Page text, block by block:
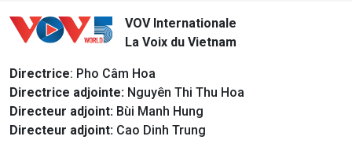
VOV Internationale
La Voix du Vietnam
Directrice: Pho Câm Hoa
Directrice adjointe: Nguyên Thi Thu Hoa
Directeur adjoint: Bùi Manh Hung
Directeur adjoint: Cao Dinh Trung